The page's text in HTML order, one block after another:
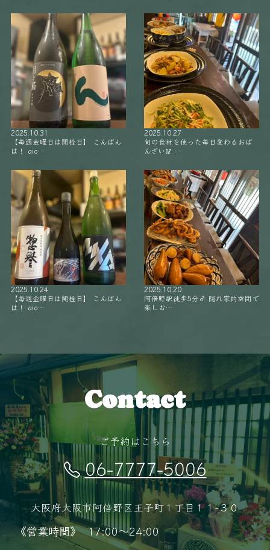
2025.10.31
【毎週金曜日は開栓日】 こんばん
は！ aio…
2025.10.27
旬の食材を使った毎日変わるおば
んざい🥢 …
2025.10.24
【毎週金曜日は開栓日】 こんばん
は！ aio…
2025.10.20
阿倍野駅徒歩5分‍♂️ 隠れ家的空間で
楽しむ…
Contact
ご予約はこちら
06-7777-5006
大阪府大阪市阿倍野区王子町１丁目１１−３０
《営業時間》 17:00～24:00